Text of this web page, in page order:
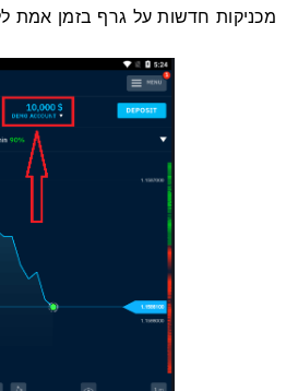
מכניקות חדשות על גרף בזמן אמת